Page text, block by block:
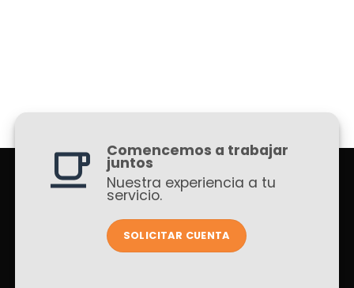
Comencemos a trabajar
juntos
Nuestra experiencia a tu
servicio.
SOLICITAR CUENTA